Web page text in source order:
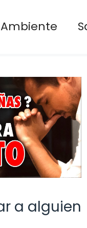
a alguien